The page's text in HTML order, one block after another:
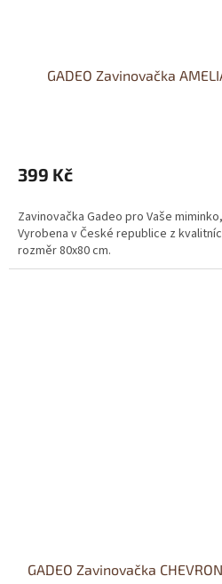
GADEO Zavinovačka
produktu
je
z
5
hvězdiček.
399 Kč
Zavinovačka Gadeo pro Vaše
Vyrobena v České republice z
rozměr 80x80 cm.
GADEO Zavinovačka